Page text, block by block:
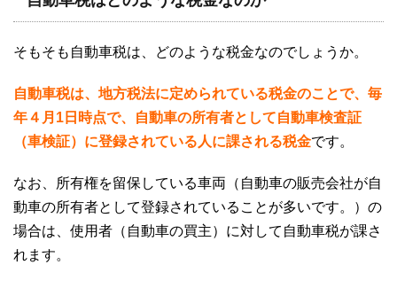
そもそも自動車税は、どのような税金なのでしょうか。
自動車税は、地方税法に定められている税金のことで、毎
年４月1日時点で、自動車の所有者として自動車検査証
（車検証）に登録されている人に課される税金です。
なお、所有権を留保している車両（自動車の販売会社が自
動車の所有者として登録されていることが多いです。）の
場合は、使用者（自動車の買主）に対して自動車税が課さ
れます。